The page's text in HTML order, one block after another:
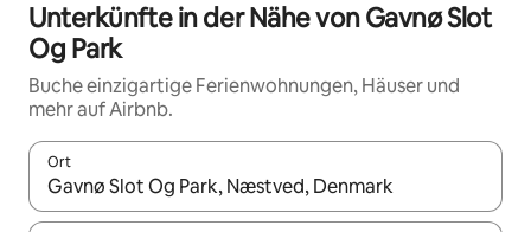
Unterkünfte in der Nähe von Gavnø Slot
Og Park
Buche einzigartige Ferienwohnungen, Häuser und
mehr auf Airbnb.
Ort
Wenn Ergebnisse verfügbar sind, navigiere mit den